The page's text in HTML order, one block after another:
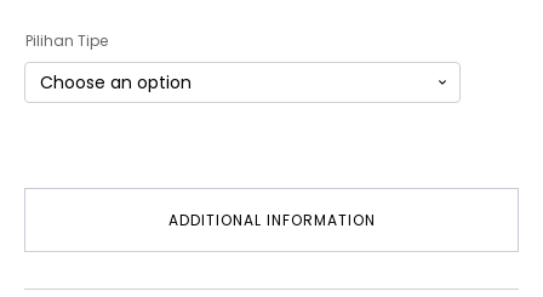
Pilihan Tipe
ADDITIONAL INFORMATION